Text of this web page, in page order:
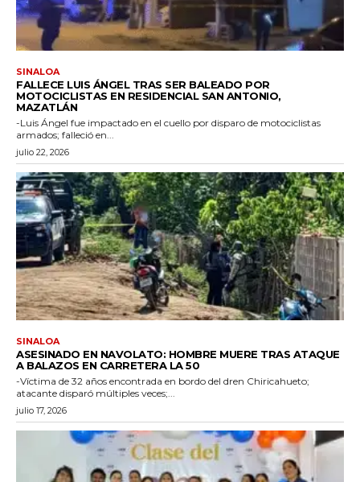
SINALOA
FALLECE LUIS ÁNGEL TRAS SER BALEADO POR
MOTOCICLISTAS EN RESIDENCIAL SAN ANTONIO,
MAZATLÁN
-Luis Ángel fue impactado en el cuello por disparo de motociclistas
armados; falleció en...
julio 22, 2026
SINALOA
ASESINADO EN NAVOLATO: HOMBRE MUERE TRAS ATAQUE
A BALAZOS EN CARRETERA LA 50
-Víctima de 32 años encontrada en bordo del dren Chiricahueto;
atacante disparó múltiples veces;...
julio 17, 2026